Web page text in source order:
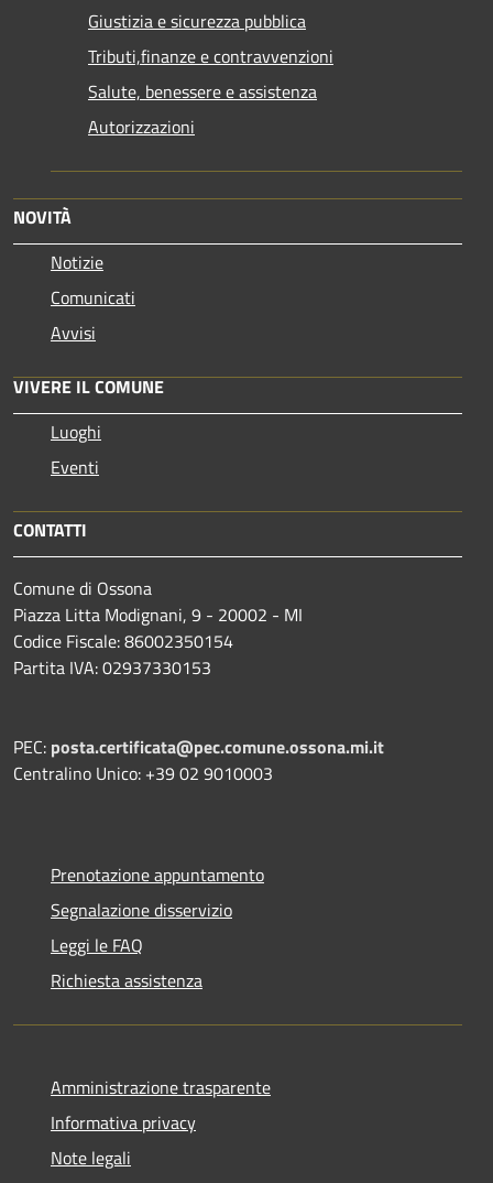
Giustizia e sicurezza pubblica
Tributi,finanze e contravvenzioni
Salute, benessere e assistenza
Autorizzazioni
NOVITÀ
Notizie
Comunicati
Avvisi
VIVERE IL COMUNE
Luoghi
Eventi
CONTATTI
Comune di Ossona
Piazza Litta Modignani, 9 - 20002 - MI
Codice Fiscale: 86002350154
Partita IVA: 02937330153
PEC: posta.certificata@pec.comune.ossona.mi.it
Centralino Unico: +39 02 9010003
Prenotazione appuntamento
Segnalazione disservizio
Leggi le FAQ
Richiesta assistenza
Amministrazione trasparente
Informativa privacy
Note legali